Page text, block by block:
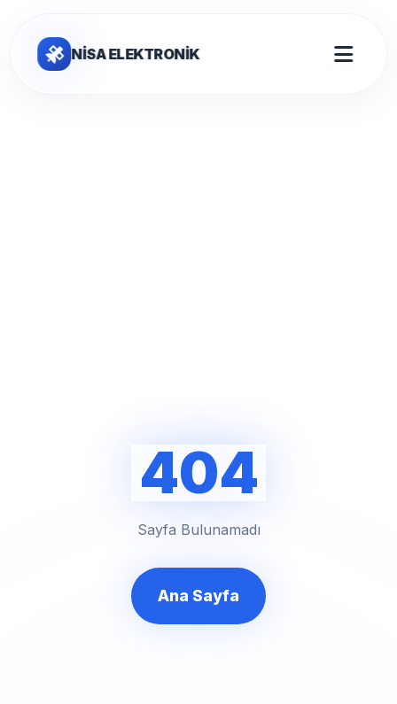
NİSA ELEKTRONİK
404
Sayfa Bulunamadı
Ana Sayfa